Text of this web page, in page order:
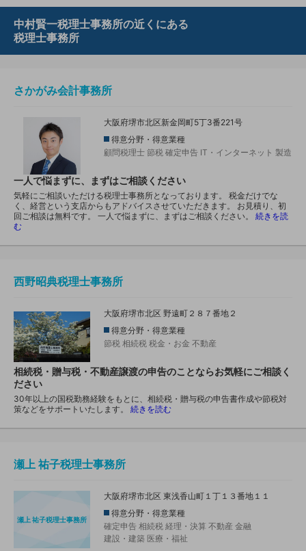
中村賢一税理士事務所の近くにある
税理士事務所
さかがみ会計事務所
大阪府堺市北区新金岡町5丁3番221号
得意分野・得意業種
顧問税理士 節税 確定申告 IT・インターネット 製造
一人で悩まずに、まずはご相談ください
気軽にご相談いただける税理士事務所となっております。 税金だけでな
く、経営という支店からもアドバイスさせていただきます。 お見積り、初
回ご相談は無料です。 一人で悩まずに、まずはご相談ください。 続きを読
む
西野昭典税理士事務所
大阪府堺市北区 野遠町２８７番地２
得意分野・得意業種
節税 相続税 税金・お金 不動産
相続税・贈与税・不動産譲渡の申告のことならお気軽にご相談く
ださい
30年以上の国税勤務経験をもとに、相続税・贈与税の申告書作成や節税対
策などをサポートいたします。 続きを読む
瀬上 祐子税理士事務所
瀬上 祐子税理士事務所
大阪府堺市北区 東浅香山町１丁１３番地１１
得意分野・得意業種
確定申告 相続税 経理・決算 不動産 金融
建設・建築 医療・福祉